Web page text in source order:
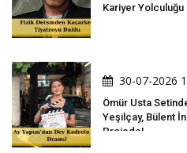
Kariyer Yolculuğu
30-07-2026
Ömür Usta
Yeşilçay, Bülent
Projede!